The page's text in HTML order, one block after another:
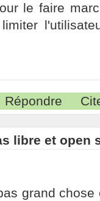
le faire
Répondre
libre et open
grand